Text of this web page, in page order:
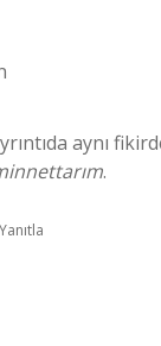
aynı
.
Yanıtla